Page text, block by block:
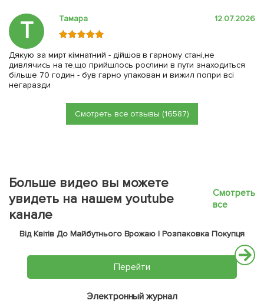
Т Тамара 12.07.2026
Дякую за мирт кімнатний - дійшов в гарному стані,не
дивлячись на те,що прийшлось рослини в пути знаходиться
більше 70 годин - був гарно упакован и вижил попри всі
негаразди
Смотреть все отзывы (16587)
Больше видео вы можете
увидеть на нашем youtube
канале
Смотреть
все
Від Квітів До Майбутнього Врожаю | Розпаковка Покупця
Перейти
Электронный журнал